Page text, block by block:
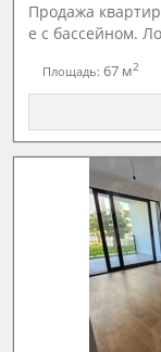
Продажа
е с бассейном.
Площадь:67 м2